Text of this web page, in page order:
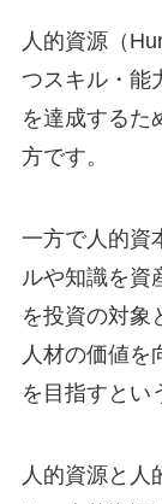
人的資源（
つスキル・能
を達成するた
方です。
一方で人的資
ルや知識を資
を投資の対象
人材の価値を
を目指すとい
人的資源と人